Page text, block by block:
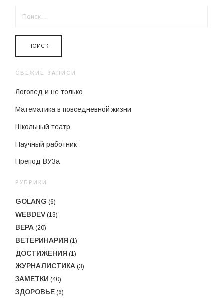
СВЕЖИЕ ЗАПИСИ
Логопед и не только
Математика в повседневной жизни
Школьный театр
Научный работник
Препод ВУЗа
РУБРИКИ
GOLANG (6)
WEBDEV (13)
ВЕРА (20)
ВЕТЕРИНАРИЯ (1)
ДОСТИЖЕНИЯ (1)
ЖУРНАЛИСТИКА (3)
ЗАМЕТКИ (40)
ЗДОРОВЬЕ (6)